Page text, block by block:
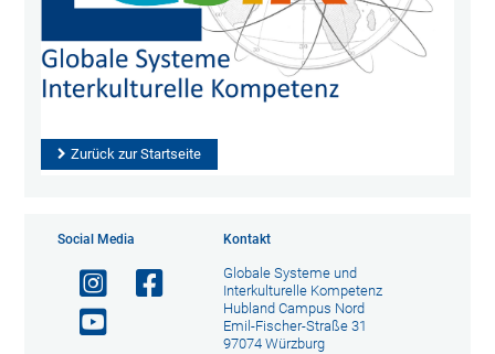
Zurück zur Startseite
Social Media Kontakt
Globale Systeme und
Interkulturelle Kompetenz
Hubland Campus Nord
Emil-Fischer-Straße 31
97074 Würzburg